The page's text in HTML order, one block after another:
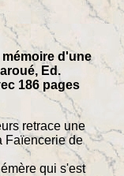
d'une
Ed.
186 pages
retrace une
Faïencerie de
qui s'est